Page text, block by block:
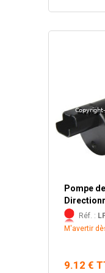
Pompe
Réf. :
M'avertir
9.12 €